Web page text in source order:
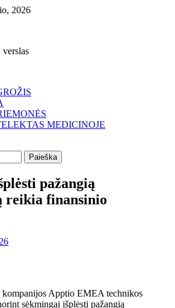
2026
MEDICINOJE
pažangią
reikia finansinio
Apptio EMEA technikos
sėkmingai išplėsti pažangią